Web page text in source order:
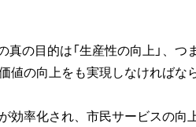
の目的は「生産性の向上」、つ
値の向上をも実現しなければな
効率化され、市民サービスの向